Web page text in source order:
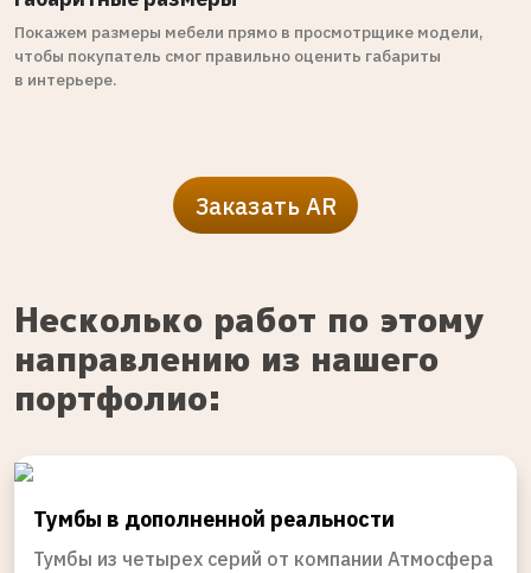
Покажем размеры мебели прямо в просмотрщике модели,
чтобы покупатель смог правильно оценить габариты
в интерьере.
Заказать AR
Несколько работ по этому
направлению из нашего
портфолио:
Тумбы в дополненной реальности
Тумбы из четырех серий от компании Атмосфера